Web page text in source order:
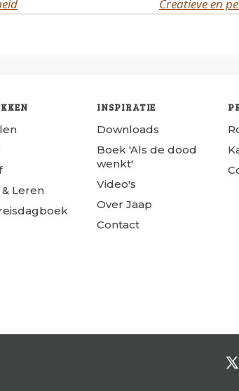
Leren
INSPIRATIE
Downloads
Boek 'Als de dood
wenkt'
Video's
Over Jaap
Contact